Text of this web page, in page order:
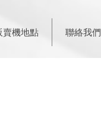
賣機地點 聯絡我們